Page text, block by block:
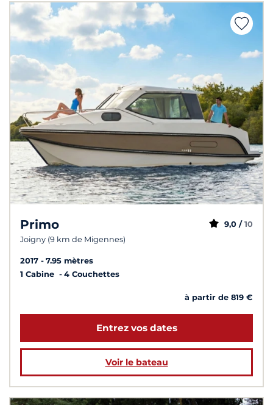
Primo
Joigny (9 km de Migennes)
9,0 / 10
2017
7.95 mètres
1 Cabine
4 Couchettes
à partir de 819 €
Entrez vos dates
Voir le bateau